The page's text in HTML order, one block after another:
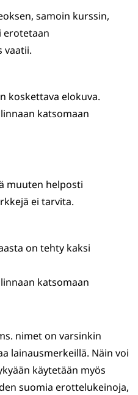
samoin kurssin,
erotetaan
vaatii.
koskettava elokuva.
katsomaan
muuten helposti
ei tarvita.
on tehty kaksi
katsomaan
nimet on varsinkin
lainausmerkeillä. Näin voi
käytetään myös
suomia erottelukeinoja,